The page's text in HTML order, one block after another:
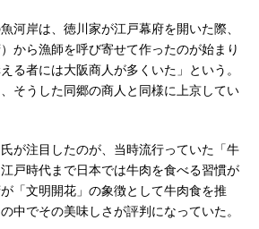
河岸は、徳川家が江戸幕府を開いた際、
から漁師を呼び寄せて作ったのが始まり
る者には大阪商人が多くいた」という。
そうした同郷の商人と同様に上京してい
が注目したのが、当時流行っていた「牛
戸時代まで日本では牛肉を食べる習慣が
「文明開花」の象徴として牛肉食を推
中でその美味しさが評判になっていた。